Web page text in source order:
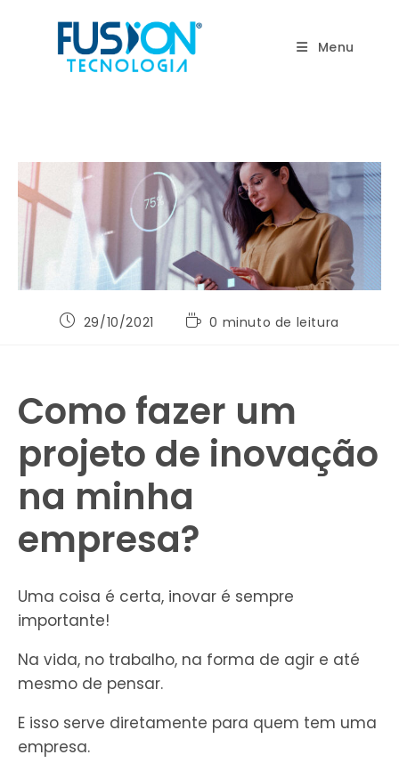
Menu
Post29/10/2021
Tempo0 minuto de leitura
Como fazer um
projeto de inovação
na minha
empresa?
Uma coisa é certa, inovar é sempre
importante!
Na vida, no trabalho, na forma de agir e até
mesmo de pensar.
E isso serve diretamente para quem tem uma
empresa.